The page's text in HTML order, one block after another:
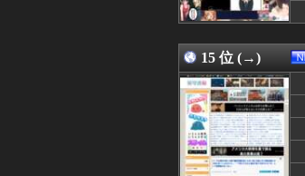
08/07 00:00
08/07 00:00
08/07 00:00
15 位 (→)